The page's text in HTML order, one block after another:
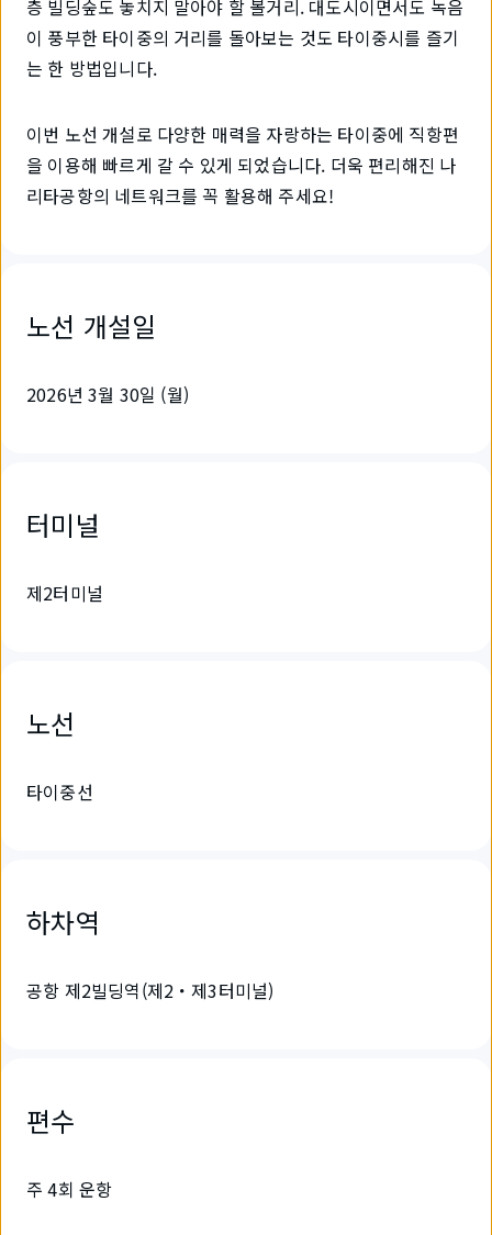
층 빌딩숲도 놓치지 말아야 할 볼거리. 대도시이면서도 녹음
이 풍부한 타이중의 거리를 돌아보는 것도 타이중시를 즐기
는 한 방법입니다.
이번 노선 개설로 다양한 매력을 자랑하는 타이중에 직항편
을 이용해 빠르게 갈 수 있게 되었습니다. 더욱 편리해진 나
리타공항의 네트워크를 꼭 활용해 주세요!
노선 개설일
2026년 3월 30일 (월)
터미널
제2터미널
노선
타이중선
하차역
공항 제2빌딩역(제2・제3터미널)
편수
주 4회 운항